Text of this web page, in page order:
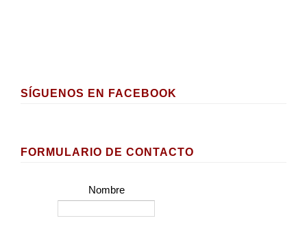
SÍGUENOS EN FACEBOOK
FORMULARIO DE CONTACTO
Nombre